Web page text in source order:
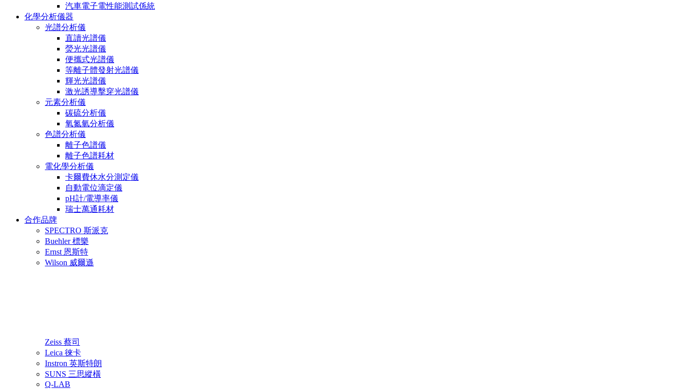
汽車電子電性能測試係統
化學分析儀器
光譜分析儀
直讀光譜儀
熒光光譜儀
便攜式光譜儀
等離子體發射光譜儀
輝光光譜儀
激光誘導擊穿光譜儀
元素分析儀
碳硫分析儀
氧氮氫分析儀
色譜分析儀
離子色譜儀
離子色譜耗材
電化學分析儀
卡爾費休水分測定儀
自動電位滴定儀
pH計/電導率儀
瑞士萬通耗材
合作品牌
SPECTRO 斯派克
Buehler 標樂
Ernst 恩斯特
Wilson 威爾遜
Zeiss 蔡司
Leica 徠卡
Instron 英斯特朗
SUNS 三思縱橫
Q-LAB